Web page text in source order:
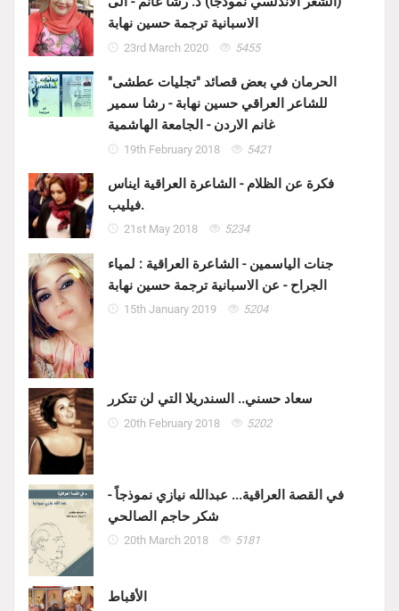
الاسبانية ترجمة حسين نهابة
23rd March 2020 5455
الحرمان في بعض قصائد "تجليات عطشى"
للشاعر العراقي حسين نهابة - رشا سمير
غانم الاردن - الجامعة الهاشمية
19th February 2018 5421
فكرة عن الظلام - الشاعرة العراقية ايناس
فيليب.
21st May 2018 5234
جنات الياسمين - الشاعرة العراقية : لمياء
الجراح - عن الاسبانية ترجمة حسين نهابة
15th January 2019 5204
سعاد حسني.. السندريلا التي لن تتكرر
20th February 2018 5202
في القصة العراقية... عبدالله نيازي نموذجاً -
شكر حاجم الصالحي
20th March 2018 5181
الأقباط